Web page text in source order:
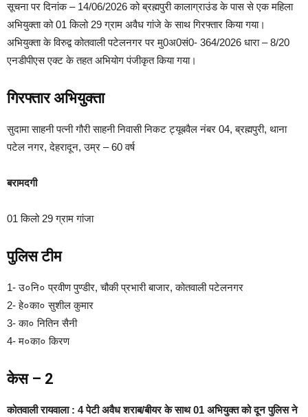
सूचना पर दिनांक – 14/06/2026 को ब्रह्मपुरी कालाग्राउंड के पास से एक महिला
अभियुक्ता को 01 किलो 29 ग्राम अवैध गांजे के साथ गिरफ्तार किया गया।
अभियुक्ता के विरुद्व कोतवाली पटेलनगर पर मु0अ0सं0- 364/2026 धारा – 8/20
एनडीपीएस एक्ट के तहत अभियोग पंजीकृत किया गया।
गिरफ्तार अभियुक्ता
सुदामा साहनी पत्नी गौरी साहनी निवासी निकट ट्यूबवैल नंबर 04, ब्रह्मपुरी, थाना
पटेल नगर, देहरादून, उम्र – 60 वर्ष
बरामदगी
01 किलो 29 ग्राम गांजा
पुलिस टीम
1- उ०नि० प्रवीण पुण्डीर, चौकी प्रभारी बाजार, कोतवाली पटेलनगर
2- हे०का० सुशील कुमार
3- का० नितिन सैनी
4- म०का० किरण
केस – 2
कोतवाली रायवाला : 4 पेटी अवैध शराब/बीयर के साथ 01 अभियुक्त को दून पुलिस ने